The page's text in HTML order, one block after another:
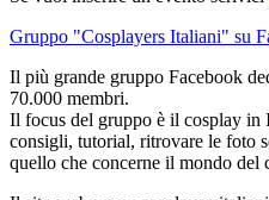
Gruppo "Cosplayers Italiani" su
Il più grande gruppo Facebook
70.000 membri.
Il focus del gruppo è il cosplay in
consigli, tutorial, ritrovare le foto
quello che concerne il mondo del